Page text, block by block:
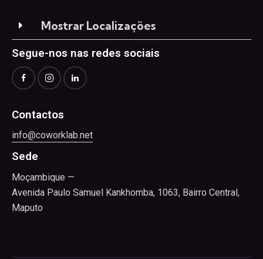
Mostrar Localizações
Segue-nos nas redes sociais
Contactos
info@coworklab.net
Sede
Moçambique —
Avenida Paulo Samuel Kankhomba, 1063, Bairro Central,
Maputo